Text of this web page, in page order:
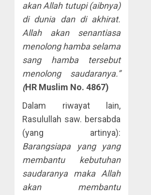
akan Allah tutupi (aibnya)
di dunia dan di akhirat.
Allah akan senantiasa
menolong hamba selama
sang hamba tersebut
menolong saudaranya.”
(HR Muslim No. 4867)
Dalam riwayat lain,
Rasulullah saw. bersabda
(yang artinya):
Barangsiapa yang yang
membantu kebutuhan
saudaranya maka Allah
akan membantu